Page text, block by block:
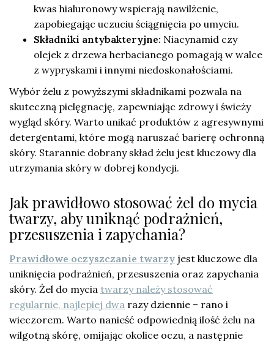
kwas hialuronowy wspierają nawilżenie,
zapobiegając uczuciu ściągnięcia po umyciu.
Składniki antybakteryjne: Niacynamid czy
olejek z drzewa herbacianego pomagają w walce
z wypryskami i innymi niedoskonałościami.
Wybór żelu z powyższymi składnikami pozwala na
skuteczną pielęgnację, zapewniając zdrowy i świeży
wygląd skóry. Warto unikać produktów z agresywnymi
detergentami, które mogą naruszać barierę ochronną
skóry. Starannie dobrany skład żelu jest kluczowy dla
utrzymania skóry w dobrej kondycji.
Jak prawidłowo stosować żel do mycia
twarzy, aby uniknąć podrażnień,
przesuszenia i zapychania?
Prawidłowe oczyszczanie twarzy jest kluczowe dla
uniknięcia podrażnień, przesuszenia oraz zapychania
skóry. Żel do mycia twarzy należy stosować
regularnie, najlepiej dwa razy dziennie – rano i
wieczorem. Warto nanieść odpowiednią ilość żelu na
wilgotną skórę, omijając okolice oczu, a następnie